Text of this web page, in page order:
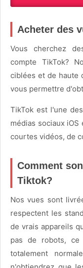
Acheter des
Vous cherchez
compte TikTok?
ciblées et de haute
vous permettre
TikTok est l'une
médias sociaux
courtes vidéos, de
Comment
Tiktok?
Nos vues sont
respectent les
de vrais appareils
pas de robots, ce
totalement